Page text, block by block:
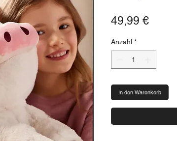
49,99 €Preis
Anzahl *
In den Warenkorb